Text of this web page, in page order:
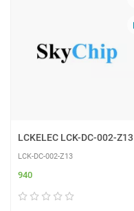
LCKELEC LCK-DC-002-Z13
LCK-DC-002-Z13
940